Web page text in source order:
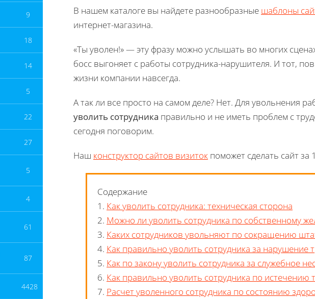
9
18
14
5
22
27
5
4
61
87
4428
В нашем каталоге вы найдете разнообразные шаблоны
интернет-магазина.
«Ты уволен!» — эту фразу можно услышать во многих
босс выгоняет с работы сотрудника-нарушителя. И тот,
жизни компании навсегда.
А так ли все просто на самом деле? Нет. Для увольнения
уволить сотрудника правильно и не иметь проблем с
сегодня поговорим.
Наш конструктор сайтов визиток поможет сделать сайт за
Содержание
1. Как уволить сотрудника: техническая сторона
2. Можно ли уволить сотрудника по собственному
3. Каких сотрудников увольняют по сокращению
4. Как правильно уволить сотрудника за нарушение
5. Как по закону уволить сотрудника за служебное
6. Как правильно уволить сотрудника по истечению
7. Расчет уволенного сотрудника по состоянию